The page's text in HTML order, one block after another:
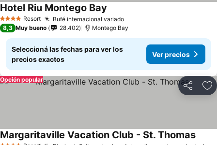
4 EstrellasResort Bufé internacional variado
Hotel Riu Montego Bay
8,3 Muy bueno 28.402 Montego Bay
Seleccioná las fechas para ver los
precios exactos
Ver precios
Compartir
Opción popular
Margaritaville Vacation Club - St. Thomas